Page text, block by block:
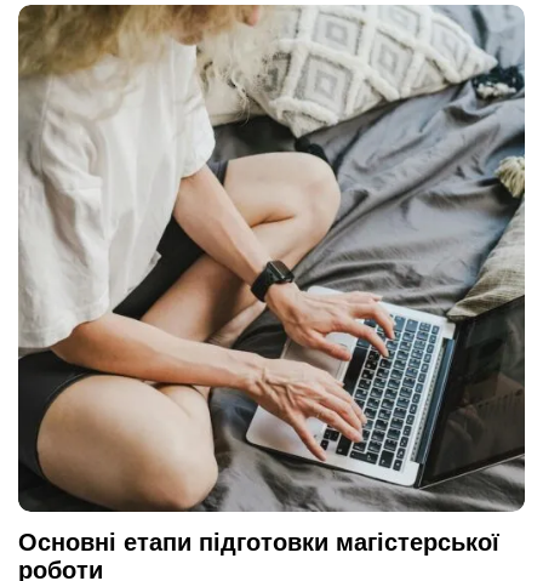
Основні етапи підготовки магістерської
роботи